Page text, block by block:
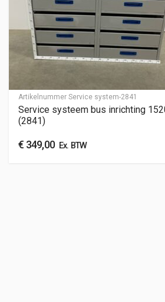
Artikelnummer Service system-2841
Service systeem bus inrichting
(2841)
€ 349,00Ex. BTW